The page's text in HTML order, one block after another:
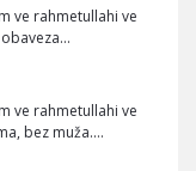
ve rahmetullahi ve
ve rahmetullahi ve
bez muža.…